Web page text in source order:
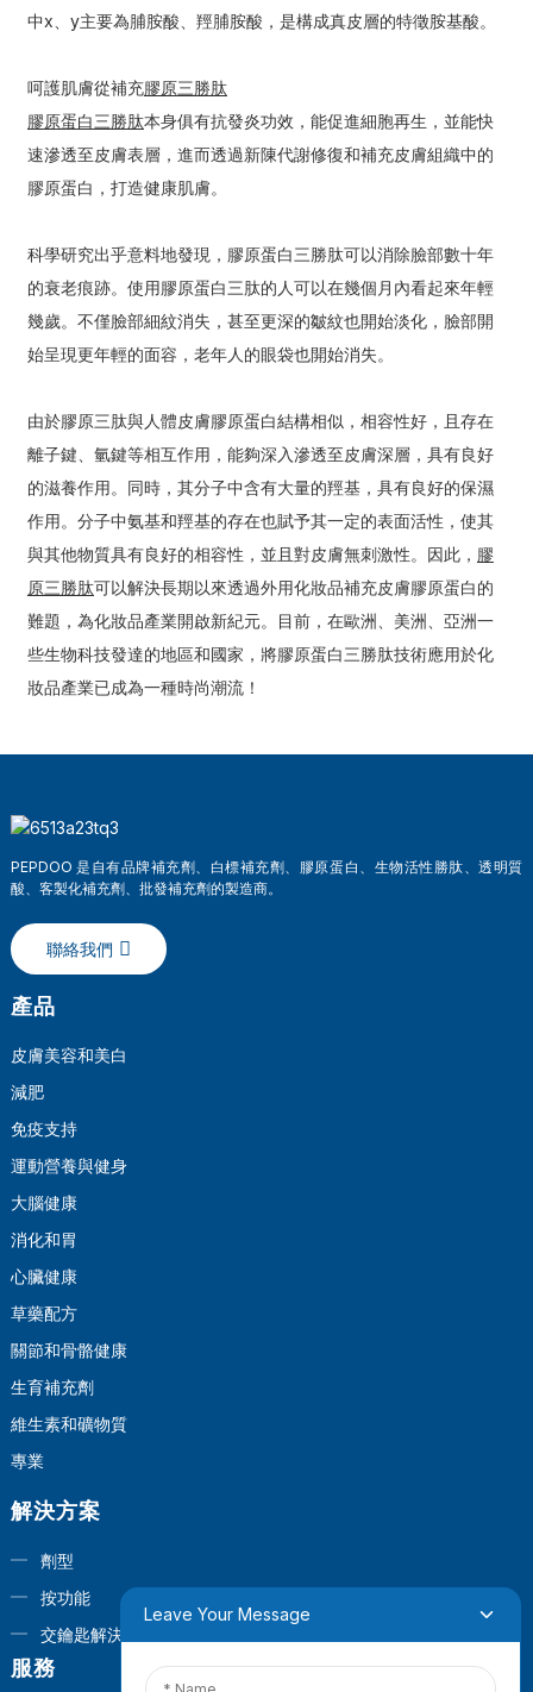
中x、y主要為脯胺酸、羥脯胺酸，是構成真皮層的特徵胺基酸。
呵護肌膚從補充膠原三勝肽
膠原蛋白三勝肽本身俱有抗發炎功效，能促進細胞再生，並能快
速滲透至皮膚表層，進而透過新陳代謝修復和補充皮膚組織中的
膠原蛋白，打造健康肌膚。
科學研究出乎意料地發現，膠原蛋白三勝肽可以消除臉部數十年
的衰老痕跡。使用膠原蛋白三肽的人可以在幾個月內看起來年輕
幾歲。不僅臉部細紋消失，甚至更深的皺紋也開始淡化，臉部開
始呈現更年輕的面容，老年人的眼袋也開始消失。
由於膠原三肽與人體皮膚膠原蛋白結構相似，相容性好，且存在
離子鍵、氫鍵等相互作用，能夠深入滲透至皮膚深層，具有良好
的滋養作用。同時，其分子中含有大量的羥基，具有良好的保濕
作用。分子中氨基和羥基的存在也賦予其一定的表面活性，使其
與其他物質具有良好的相容性，並且對皮膚無刺激性。因此， 膠
原三勝肽可以解決長期以來透過外用化妝品補充皮膚膠原蛋白的
難題，為化妝品產業開啟新紀元。目前，在歐洲、美洲、亞洲一
些生物科技發達的地區和國家，將膠原蛋白三勝肽技術應用於化
妝品產業已成為一種時尚潮流！
PEPDOO 是自有品牌補充劑、白標補充劑、膠原蛋白、生物活性勝肽、透明質
酸、客製化補充劑、批發補充劑的製造商。
聯絡我們
產品
皮膚美容和美白
減肥
免疫支持
運動營養與健身
大腦健康
消化和胃
心臟健康
草藥配方
關節和骨骼健康
生育補充劑
維生素和礦物質
專業
解決方案
劑型
按功能
交鑰匙解決方案
服務
Leave Your Message